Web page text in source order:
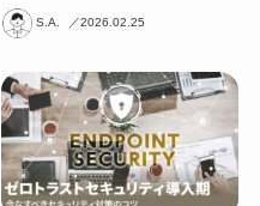
S.A. 2026.02.25